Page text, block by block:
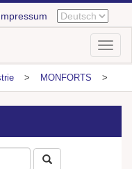
> MONFORTS >